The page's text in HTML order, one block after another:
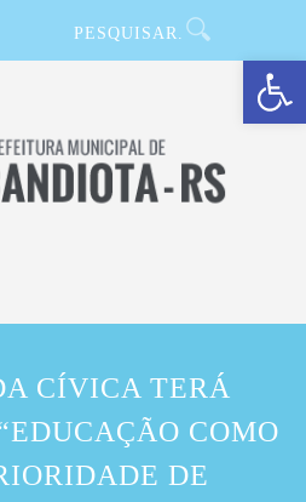
Barra de Ferramentas Aberta
CÍVICA TERÁ
COMO
DE